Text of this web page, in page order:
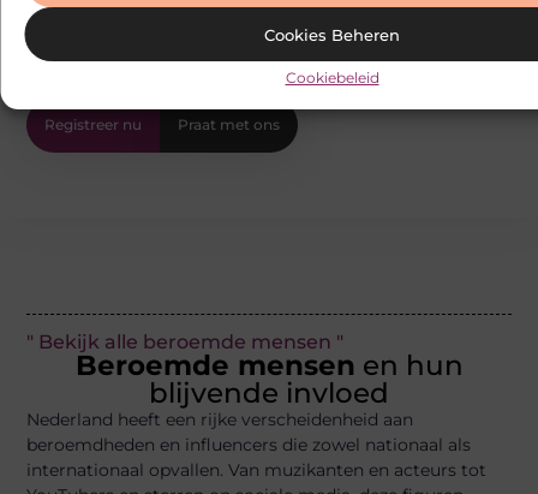
Cookies Beheren
Cookiebeleid
inspirerende blogs en bouw mee aan een
levendige community. Registreer vandaag
nog en begin met bloggen.
Registreer nu Praat met ons
" Bekijk alle beroemde mensen "
Beroemde mensen en hun
blijvende invloed
Nederland heeft een rijke verscheidenheid aan
beroemdheden en influencers die zowel nationaal als
internationaal opvallen. Van muzikanten en acteurs tot